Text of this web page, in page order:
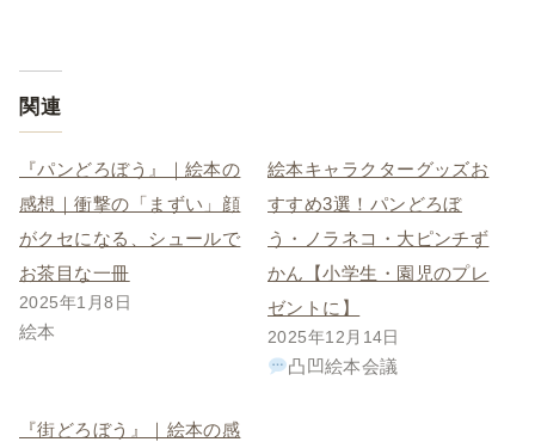
関連
『パンどろぼう』｜絵本の
感想｜衝撃の「まずい」顔
がクセになる、シュールで
お茶目な一冊
2025年1月8日
絵本
絵本キャラクターグッズお
すすめ3選！パンどろぼ
う・ノラネコ・大ピンチず
かん【小学生・園児のプレ
ゼントに】
2025年12月14日
凸凹絵本会議
『街どろぼう』｜絵本の感